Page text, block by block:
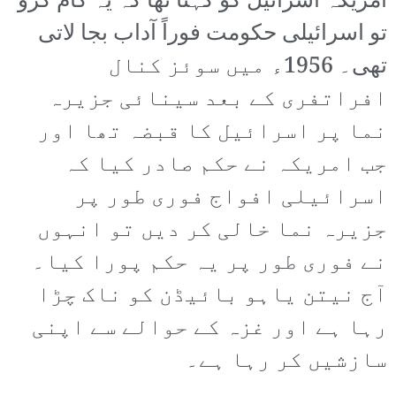
تو اسرائیلی حکومت فوراً آداب بجا لاتی
تھی۔ 1956ء میں سوئز کنال
افراتفری کے بعد سینائی جزیرہ
نما پر اسرائیل کا قبضہ تھا اور
جب امریکہ نے حکم صادر کیا کہ
اسرائیلی افواج فوری طور پر
جزیرہ نما خالی کر دیں تو انہوں
نے فوری طور پر یہ حکم پورا کیا۔
آج نیتن یاہو بائیڈن کو ناک چڑا
رہا ہے اور غزہ کے حوالے سے اپنی
سازشیں کر رہا ہے۔